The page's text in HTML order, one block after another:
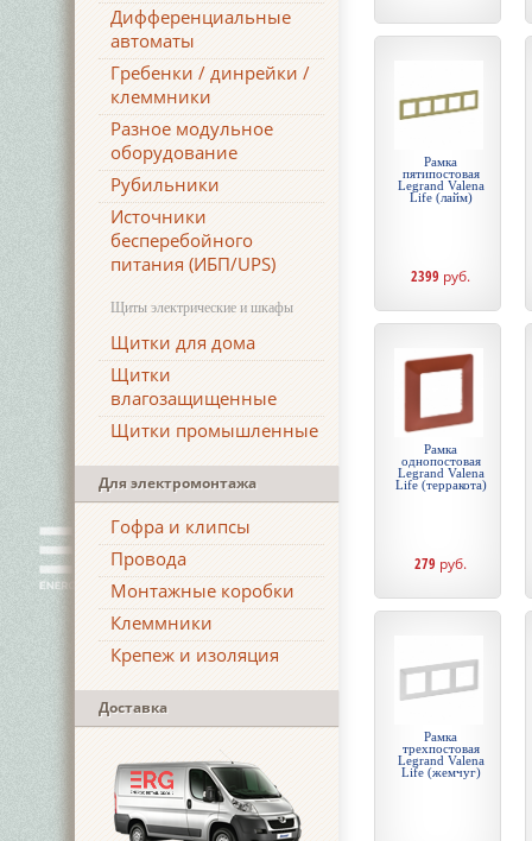
Дифференциальные
автоматы
Гребенки / динрейки /
клеммники
Разное модульное
оборудование
Рубильники
Источники
бесперебойного
питания (ИБП/UPS)
Щиты электрические и шкафы
Щитки для дома
Щитки
влагозащищенные
Щитки промышленные
Для электромонтажа
Гофра и клипсы
Провода
Монтажные коробки
Клеммники
Крепеж и изоляция
Доставка
Рамка
пятипостовая
Legrand Valena
Life (лайм)
2399 руб.
Рамка
однопостовая
Legrand Valena
Life (терракота)
279 руб.
Рамка
трехпостовая
Legrand Valena
Life (жемчуг)